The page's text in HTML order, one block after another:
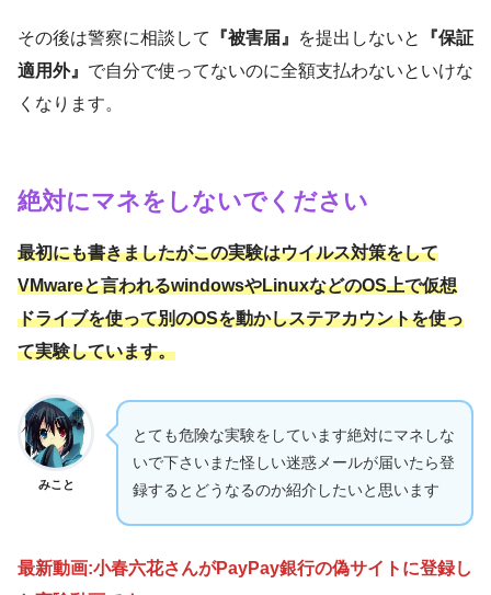
その後は警察に相談して 『被害届』 を提出しないと
『保証
適用外』 で自分で使ってないのに全額支払わないといけな
くなります。
絶対にマネをしないでください
最初にも書きましたがこの実験はウイルス対策をして
VMwareと言われるwindowsやLinuxなどのOS上で仮想
ドライブを使って別のOSを動かしステアカウントを使っ
て実験しています。
みこと
とても危険な実験をしています絶対にマネしな
いで下さいまた怪しい迷惑メールが届いたら登
録するとどうなるのか紹介したいと思います
最新動画:小春六花さんがPayPay銀行の偽サイトに登録し